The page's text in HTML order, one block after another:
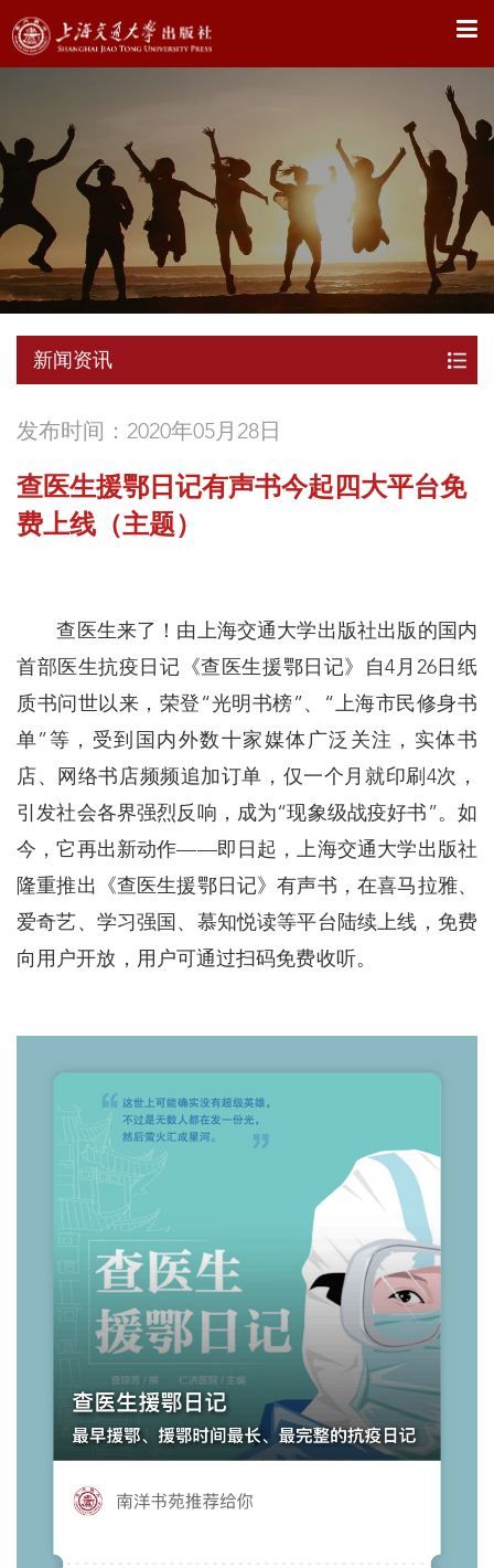
X
新闻资讯
发布时间：2020年05月28日
查医生援鄂日记有声书今起四大平台免
费上线（主题）
查医生来了！由上海交通大学出版社出版的国内
首部医生抗疫日记《查医生援鄂日记》自4月26日纸
质书问世以来，荣登“光明书榜”、“上海市民修身书
单”等，受到国内外数十家媒体广泛关注，实体书
店、网络书店频频追加订单，仅一个月就印刷4次，
引发社会各界强烈反响，成为“现象级战疫好书”。如
今，它再出新动作——即日起，上海交通大学出版社
隆重推出《查医生援鄂日记》有声书，在喜马拉雅、
爱奇艺、学习强国、慕知悦读等平台陆续上线，免费
向用户开放，用户可通过扫码免费收听。